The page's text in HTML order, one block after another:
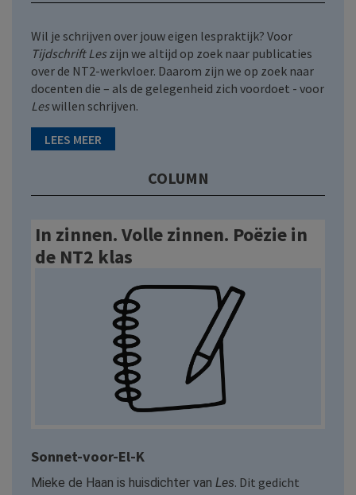
Wil je schrijven over jouw eigen lespraktijk? Voor
Tijdschrift Leszijn we altijd op zoek naar publicaties
over de NT2-werkvloer. Daarom zijn we op zoek naar
docenten die – als de gelegenheid zich voordoet - voor
Leswillen schrijven.
LEES MEER
COLUMN
In zinnen. Volle zinnen. Poëzie in
de NT2 klas
Sonnet-voor-El-K
Mieke de Haan is huisdichter van Les. Dit gedicht